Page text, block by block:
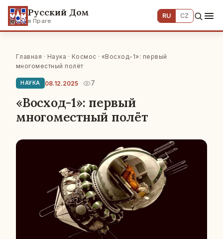
Русский Дом
в Праге
RU CZ
Главная · Наука · Космос · «Восход-1»: первый
многоместный полёт
НАУКА 08.12.2025 7
«Восход-1»: первый
многоместный полёт